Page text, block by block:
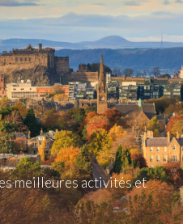
meilleures activités et